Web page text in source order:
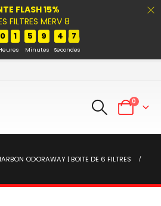
FLASH 15%
FILTRES MERV 8
0 1 5 9
Minutes
4 7
Secondes
0
ODORAWAY | BOITE DE 6 FILTRES